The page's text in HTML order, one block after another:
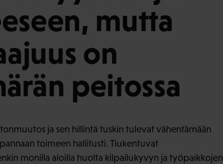
mutta
on
peitossa
ja sen hillintä tuskin tulevat vähentämään
toimeen hallitusti. Tiukentuvat
monilla aloilla huolta kilpailukyvyn ja työpaikkojen